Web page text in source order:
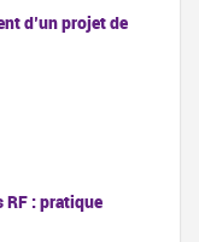
d’un projet de
: pratique